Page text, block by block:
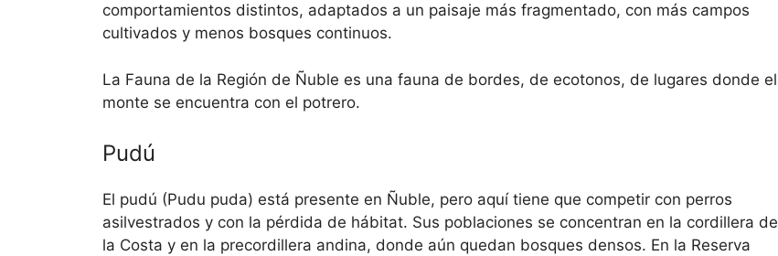
comportamientos distintos, adaptados a un paisaje más fragmentado, con más campos
cultivados y menos bosques continuos.
La Fauna de la Región de Ñuble es una fauna de bordes, de ecotonos, de lugares donde el
monte se encuentra con el potrero.
Pudú
El pudú (Pudu puda) está presente en Ñuble, pero aquí tiene que competir con perros
asilvestrados y con la pérdida de hábitat. Sus poblaciones se concentran en la cordillera de
la Costa y en la precordillera andina, donde aún quedan bosques densos. En la Reserva